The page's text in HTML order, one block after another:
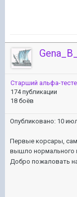
Старший альфа-
174 публикации
18 боёв
Опубликовано: 10
Первые корсары,
вышло нормального
Добро пожаловать